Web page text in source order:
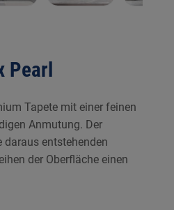
Pearl
Tapete mit einer feinen
Anmutung. Der
entstehenden
der Oberfläche einen